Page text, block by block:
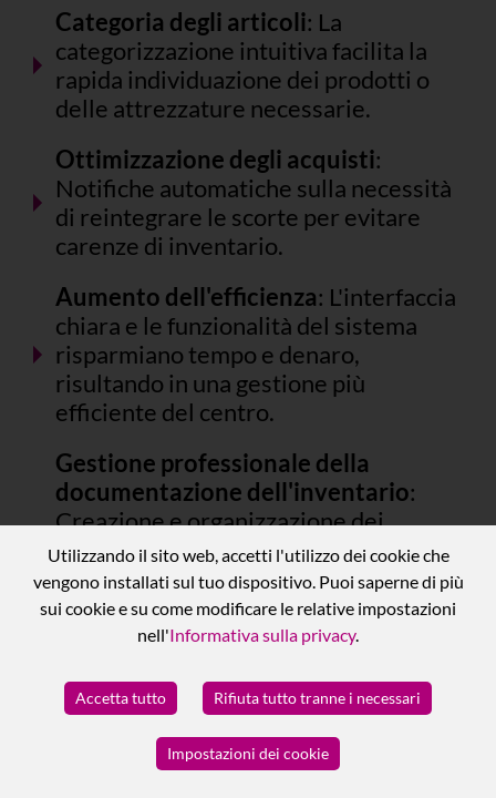
Categoria degli articoli: La
categorizzazione intuitiva facilita la
rapida individuazione dei prodotti o
delle attrezzature necessarie.
Ottimizzazione degli acquisti:
Notifiche automatiche sulla necessità
di reintegrare le scorte per evitare
carenze di inventario.
Aumento dell'efficienza: L'interfaccia
chiara e le funzionalità del sistema
risparmiano tempo e denaro,
risultando in una gestione più
efficiente del centro.
Gestione professionale della
documentazione dell'inventario:
Creazione e organizzazione dei
documenti dell'inventario in modo
organizzato e professionale,
garantendo accuratezza e coerenza
dei dati.
Personalizzazione della
numerazione dei documenti:
Possibilità di personalizzare la
numerazione dei documenti
Utilizzando il sito web, accetti l'utilizzo dei cookie che
vengono installati sul tuo dispositivo. Puoi saperne di più
sui cookie e su come modificare le relative impostazioni
nell'Informativa sulla privacy.
Accetta tutto Rifiuta tutto tranne i necessari
Impostazioni dei cookie